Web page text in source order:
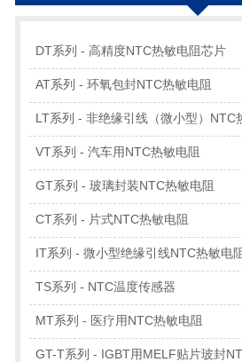
DT系列 - 高精度NTC热敏电阻芯片
AT系列 - 环氧包封NTC热敏电阻
LT系列 - 非绝缘引线（微小型）NTC
VT系列 - 汽车用NTC热敏电阻
GT系列 - 玻璃封装NTC热敏电阻
CT系列 - 片式NTC热敏电阻
IT系列 - 微小型绝缘引线NTC热敏电
TS系列 - NTC温度传感器
MT系列 - 医疗用NTC热敏电阻
GT-T系列 - IGBT用MELF贴片玻封